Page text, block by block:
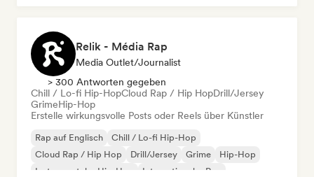
Relik - Média Rap
Media Outlet/Journalist
> 300 Antworten gegeben
Chill / Lo-fi Hip-HopCloud Rap / Hip HopDrill/Jersey
GrimeHip-Hop
Erstelle wirkungsvolle Posts oder Reels über Künstler
Rap auf Englisch
Chill / Lo-fi Hip-Hop
Cloud Rap / Hip Hop
Drill/Jersey Grime
Hip-Hop
Instrumentaler Hip-Hop
Internationaler Rap